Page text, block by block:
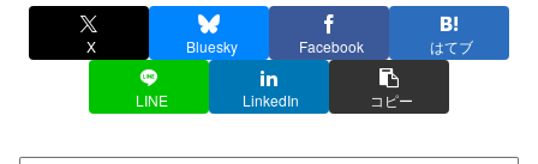
X Bluesky Facebook はてブ
LINE LinkedIn コピー